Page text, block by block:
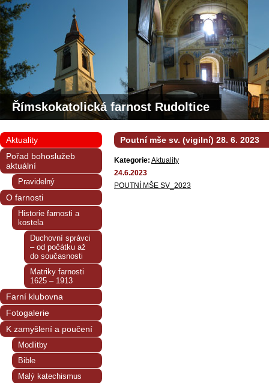
Římskokatolická farnost Rudoltice
Poutní mše sv. (vigilní) 28. 6. 2023
Kategorie: Aktuality
24.6.2023
POUTNÍ MŠE SV_2023
Aktuality
Pořad bohoslužeb
aktuální
Pravidelný
O farnosti
Historie farnosti a
kostela
Duchovní správci
– od počátku až
do současnosti
Matriky farnosti
1625 – 1913
Farní klubovna
Fotogalerie
K zamyšlení a poučení
Modlitby
Bible
Malý katechismus